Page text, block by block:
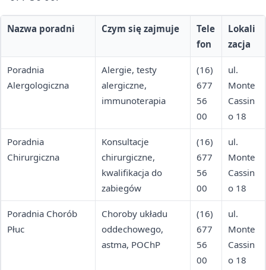
Nazwa poradni Czym się zajmuje
Tele
fon
Lokali
zacja
Poradnia
Alergologiczna
Alergie, testy
alergiczne,
immunoterapia
(16)
677
56
00
ul.
Monte
Cassin
o 18
Poradnia
Chirurgiczna
Konsultacje
chirurgiczne,
kwalifikacja do
zabiegów
(16)
677
56
00
ul.
Monte
Cassin
o 18
Poradnia Chorób
Płuc
Choroby układu
oddechowego,
astma, POChP
(16)
677
56
00
ul.
Monte
Cassin
o 18